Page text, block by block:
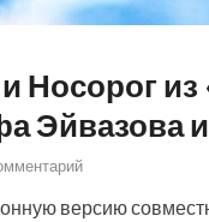
Носорог из
Эйвазова
версию